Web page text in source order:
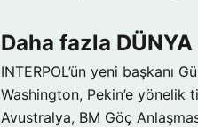
Daha fazla DÜNYA
INTERPOL’ün yeni başkanı
Washington, Pekin’e yönelik
Avustralya, BM Göç